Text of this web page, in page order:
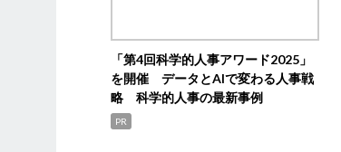
「第4回科学的人事アワード2025」
を開催 データとAIで変わる人事戦
略 科学的人事の最新事例
PR